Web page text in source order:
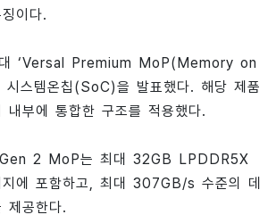
이다.
‘Versal Premium MoP(Memory on
스템온칩(SoC)을 발표했다. 해당 제품
내부에 통합한 구조를 적용했다.
2 MoP는 최대 32GB LPDDR5X
지에 포함하고, 최대 307GB/s 수준의 데
제공한다.